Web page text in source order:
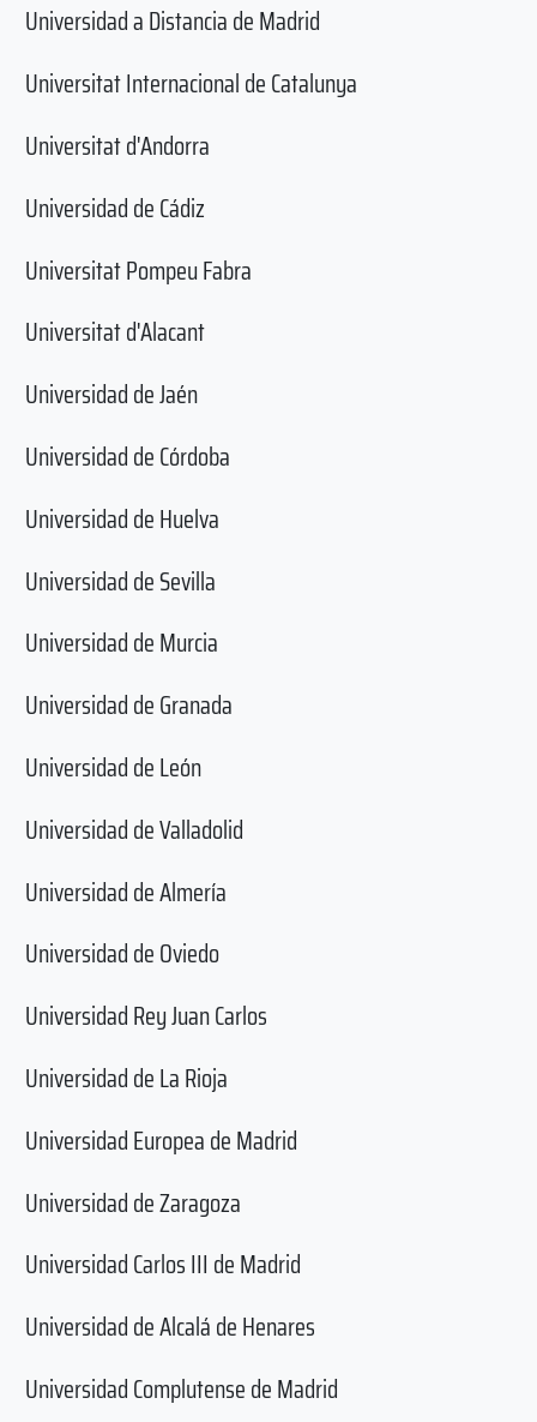
Universidad a Distancia de Madrid
Universitat Internacional de Catalunya
Universitat d'Andorra
Universidad de Cádiz
Universitat Pompeu Fabra
Universitat d'Alacant
Universidad de Jaén
Universidad de Córdoba
Universidad de Huelva
Universidad de Sevilla
Universidad de Murcia
Universidad de Granada
Universidad de León
Universidad de Valladolid
Universidad de Almería
Universidad de Oviedo
Universidad Rey Juan Carlos
Universidad de La Rioja
Universidad Europea de Madrid
Universidad de Zaragoza
Universidad Carlos III de Madrid
Universidad de Alcalá de Henares
Universidad Complutense de Madrid